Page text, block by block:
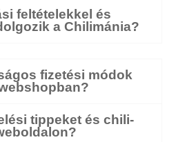
feltételekkel és
a Chilimánia?
fizetési módok
tippeket és chili-